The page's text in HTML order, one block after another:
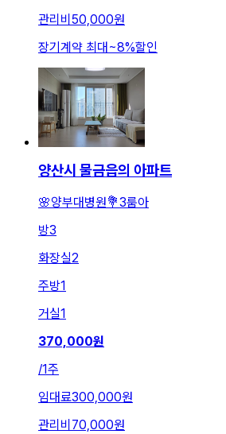
관리비 50,000원
장기계약 최대~8%할인
양산시 물금읍의 아파트
🌸양부대병원💐3룸아
방3
화장실2
주방1
거실1
370,000원
/1주
임대료300,000원
관리비 70,000원